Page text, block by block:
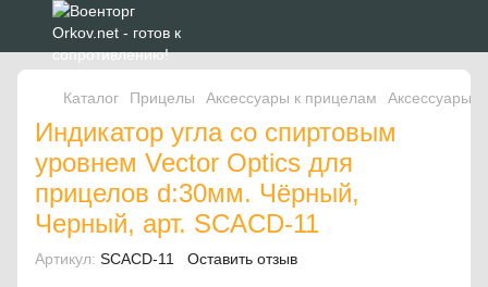
Каталог Прицелы Аксессуары к прицелам Аксессуары
Индикатор угла со спиртовым
уровнем Vector Optics для
прицелов d:30мм. Чёрный,
Черный, арт. SCACD-11
Артикул: SCACD-11 Оставить отзыв